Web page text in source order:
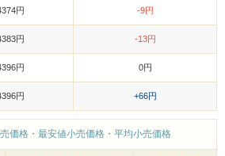
円 -9円
円 -13円
円 0円
円 +66円
価格・最安値小売価格・平均小売価格